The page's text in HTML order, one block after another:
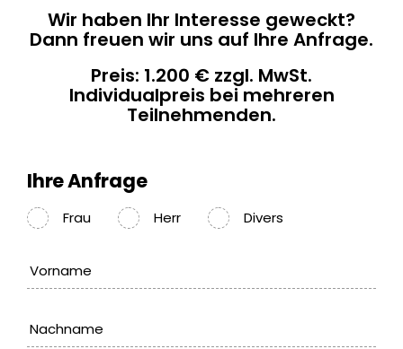
Wir haben Ihr Interesse geweckt?
Dann freuen wir uns auf Ihre Anfrage.
Preis: 1.200 € zzgl. MwSt.
Individualpreis bei mehreren
Teilnehmenden.
Ihre Anfrage
Frau Herr Divers
Vorname
Nachname